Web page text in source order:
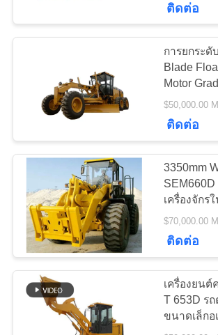
ขอ
ราคา
เว็บไซต์
PRIVACY
POLICY
เตาเผาแบบหมุน
ซีเมนต์
โรงบดแร่
ติดต่อ
การยกระดั
Blade
Motor
$50,000.00
ติดต่อ
3350mm
เครื่องจักร
$70,000.00
ติดต่อ
เครื่องยนต์
T 653D ร
ขนาดเล็กอ